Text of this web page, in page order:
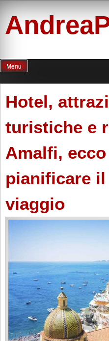
content
Menu
Hotel,
turistiche e
Amalfi,
pianificare
viaggio